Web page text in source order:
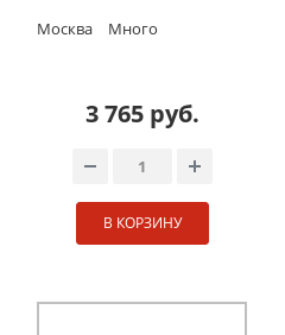
Москва Много
3 765 руб.
В КОРЗИНУ